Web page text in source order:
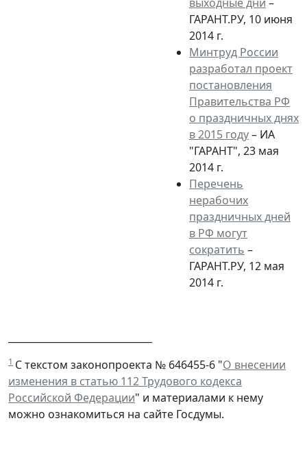
ГАРАНТ.РУ, 10 июня
2014 г.
Минтруд России
разработал проект
постановления
Правительства РФ
о праздничных днях
в 2015 году– ИА
"ГАРАНТ", 23 мая
2014 г.
Перечень
нерабочих
праздничных дней
в РФ могут
сократить –
ГАРАНТ.РУ, 12 мая
2014 г.
1 С текстом законопроекта № 646455-6 "О внесении
изменения в статью 112 Трудового кодекса
Российской Федерации" и материалами к нему
можно ознакомиться на сайте Госдумы.